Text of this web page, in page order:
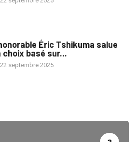
Éric Tshikuma salue
choix basé sur...
22 septembre 2025